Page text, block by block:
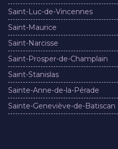
Saint-Luc-de-Vincennes
Saint-Maurice
Saint-Narcisse
Saint-Prosper-de-Champlain
Saint-Stanislas
Sainte-Anne-de-la-Pérade
Sainte-Geneviève-de-Batiscan